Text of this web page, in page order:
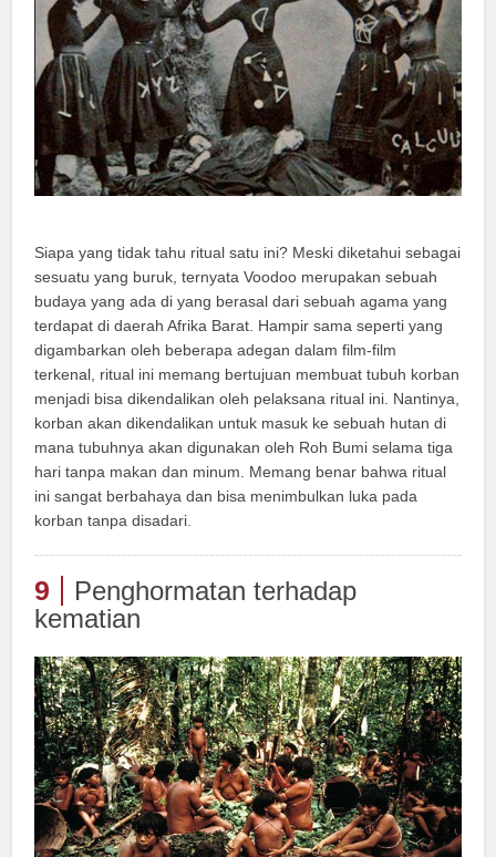
Siapa yang tidak tahu ritual satu ini? Meski diketahui sebagai
sesuatu yang buruk, ternyata Voodoo merupakan sebuah
budaya yang ada di yang berasal dari sebuah agama yang
terdapat di daerah Afrika Barat. Hampir sama seperti yang
digambarkan oleh beberapa adegan dalam film-film
terkenal, ritual ini memang bertujuan membuat tubuh korban
menjadi bisa dikendalikan oleh pelaksana ritual ini. Nantinya,
korban akan dikendalikan untuk masuk ke sebuah hutan di
mana tubuhnya akan digunakan oleh Roh Bumi selama tiga
hari tanpa makan dan minum. Memang benar bahwa ritual
ini sangat berbahaya dan bisa menimbulkan luka pada
korban tanpa disadari.
9
Penghormatan terhadap
kematian